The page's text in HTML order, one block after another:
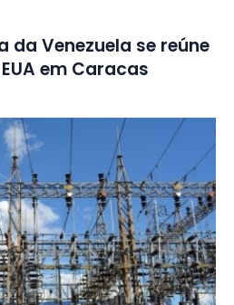
da Venezuela se reúne
em Caracas